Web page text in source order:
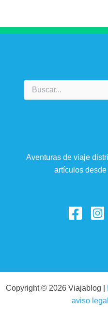
por:
Aventuras de viaje
artículos
Copyright © 2026 Viajablog |
aviso legal